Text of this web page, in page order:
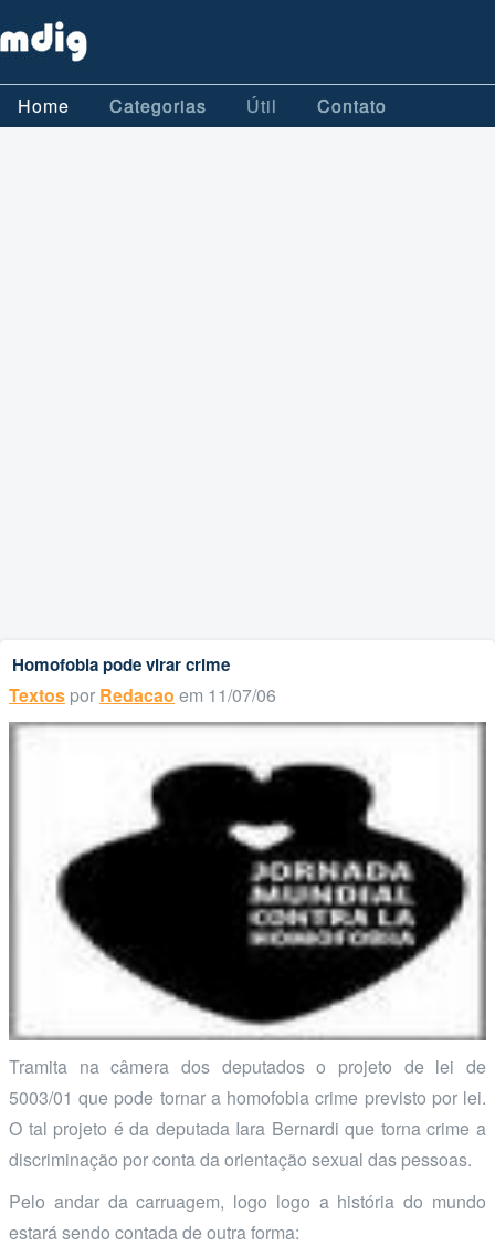
Home Categorias Útil Contato
Homofobia pode virar crime
Textos por Redacao em 11/07/06
Tramita na câmera dos deputados o projeto de lei de
5003/01 que pode tornar a homofobia crime previsto por lei.
O tal projeto é da deputada Iara Bernardi que torna crime a
discriminação por conta da orientação sexual das pessoas.
Pelo andar da carruagem, logo logo a história do mundo
estará sendo contada de outra forma: